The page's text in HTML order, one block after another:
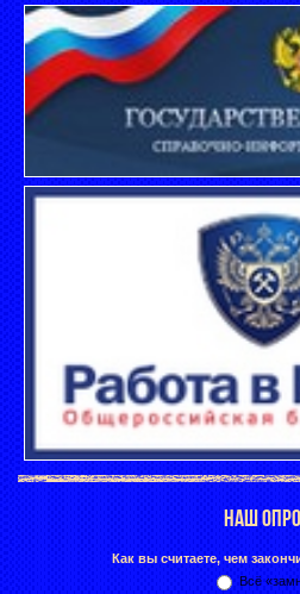
НАШ
Как вы считаете, чем
Всё